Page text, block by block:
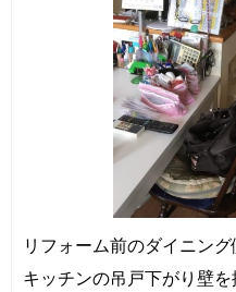
リフォーム前のダイニング
キッチンの吊戸下がり壁を